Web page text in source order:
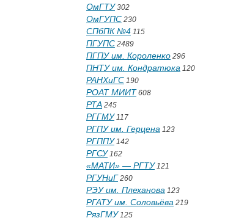
ОмГТУ302
ОмГУПС 230
СПбПК №4 115
ПГУПС 2489
ПГПУ им. Короленко 296
ПНТУ им. Кондратюка 120
РАНХиГС 190
РОАТ МИИТ 608
РТА 245
РГГМУ117
РГПУ им. Герцена 123
РГППУ142
РГСУ162
«МАТИ» — РГТУ121
РГУНиГ 260
РЭУ им. Плеханова 123
РГАТУ им. Соловьёва 219
РязГМУ125